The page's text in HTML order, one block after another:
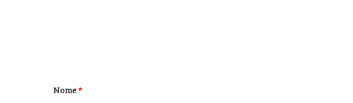
r
Nome*